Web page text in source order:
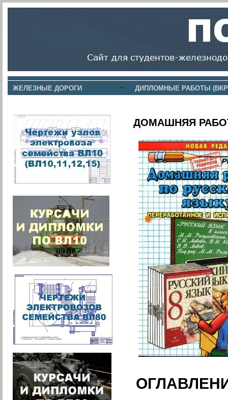
ЖЕЛЕЗНЫЕ ДОРОГИ ДИПЛОМНЫЕ РАБОТЫ
ДОМАШНЯЯ